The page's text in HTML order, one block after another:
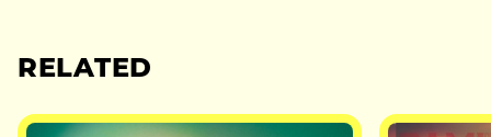
RELATED